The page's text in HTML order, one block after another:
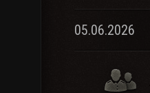
05.06.2026